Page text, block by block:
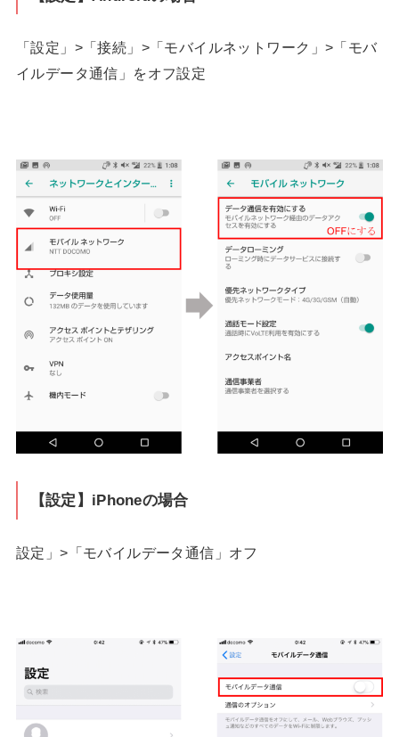
「設定」>「接続」>「モバイルネットワーク」>「モバ
イルデータ通信」をオフ設定
【設定】iPhoneの場合
設定」>「モバイルデータ通信」オフ